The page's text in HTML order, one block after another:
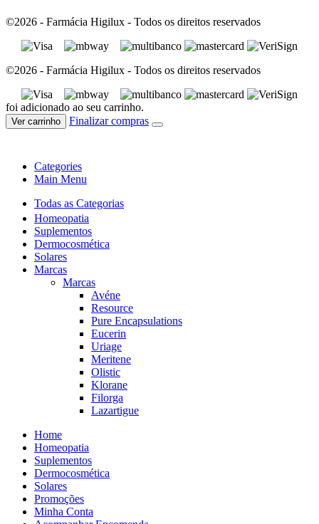
©2026 - Farmácia Higilux - Todos os direitos reservados
©2026 - Farmácia Higilux - Todos os direitos reservados
foi adicionado ao seu carrinho.
Ver carrinho Finalizar compras
Categories
Main Menu
Todas as Categorias
Homeopatia
Suplementos
Dermocosmética
Solares
Marcas
Marcas
Avéne
Resource
Pure Encapsulations
Eucerin
Uriage
Meritene
Olistic
Klorane
Filorga
Lazartigue
Home
Homeopatia
Suplementos
Dermocosmética
Solares
Promoções
Minha Conta